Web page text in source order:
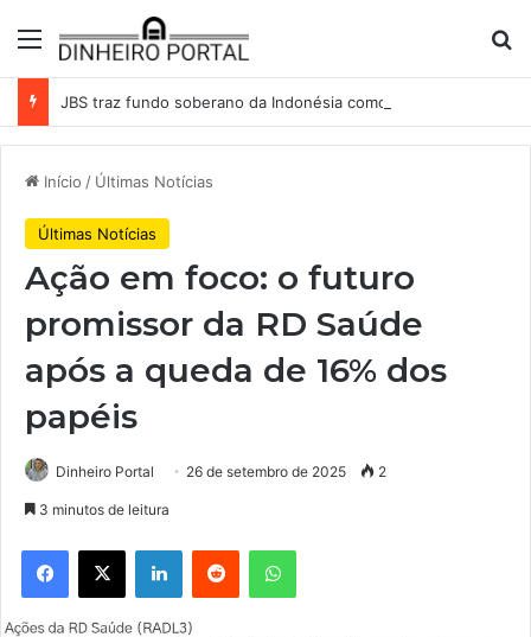
Menu
Início / Últimas Notícias
Últimas Notícias
Ação em foco: o futuro
promissor da RD Saúde
após a queda de 16% dos
papéis
Dinheiro Portal 26 de setembro de 2025 2
3 minutos de leitura
Facebook
X LinkedinReddit WhatsApp